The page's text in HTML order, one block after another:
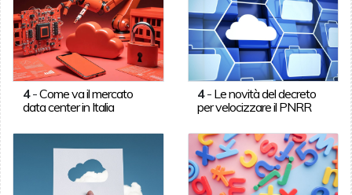
4-Come va il mercato
data center in Italia
4- Le novità del decreto
per velocizzare il PNRR